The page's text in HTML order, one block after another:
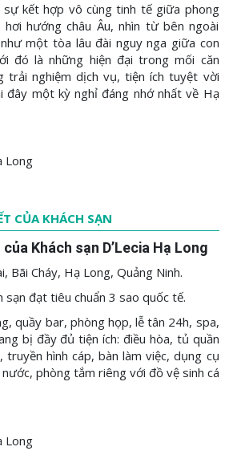
sự kết hợp vô cùng tinh tế giữa phong
hướng châu Âu, nhìn từ bên ngoài
một tòa lâu đài nguy nga giữa con
đó là những hiện đại trong mối căn
trải nghiệm dịch vụ, tiện ích tuyệt vời
đây một kỳ nghỉ đáng nhớ nhất về Hạ
CỦA KHÁCH SẠN
Khách sạn D’Lecia Hạ Long
Bãi Cháy, Hạ Long, Quảng Ninh.
đạt tiêu chuẩn 3 sao quốc tế.
quầy bar, phòng họp, lễ tân 24h, spa,
bị đầy đủ tiện ích: điều hòa, tủ quần
truyền hình cáp, bàn làm việc, dụng cụ
phòng tắm riêng với đồ vệ sinh cá